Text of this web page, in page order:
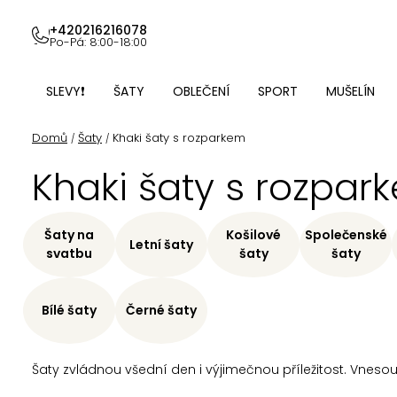
obsah
+420216216078
Po-Pá: 8:00-18:00
SLEVY❗ ŠATY OBLEČENÍ SPORT MUŠELÍN
Domů / Šaty / Khaki šaty s rozparkem
Khaki šaty s
Šaty zvládnou všední den i výjimečnou příležitost.
Šaty na
svatbu
Letní šaty
Košilové
šaty
Společenské
šaty
Bílé šaty Černé šaty